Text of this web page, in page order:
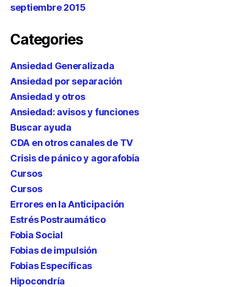
septiembre 2015
Categories
Ansiedad Generalizada
Ansiedad por separación
Ansiedad y otros
Ansiedad: avisos y funciones
Buscar ayuda
CDA en otros canales de TV
Crisis de pánico y agorafobia
Cursos
Cursos
Errores en la Anticipación
Estrés Postraumático
Fobia Social
Fobias de impulsión
Fobias Específicas
Hipocondría